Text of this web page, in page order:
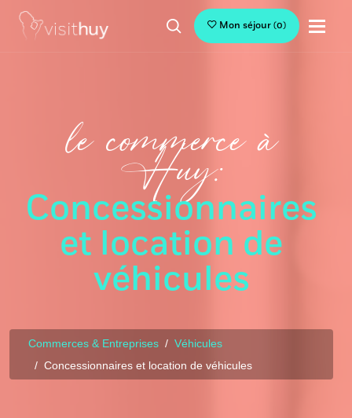
Mon séjour(0)
le commerce à
Huy:
Concessionnaires
et location de
véhicules
Commerces & Entreprises
Véhicules
Concessionnaires et location de véhicules